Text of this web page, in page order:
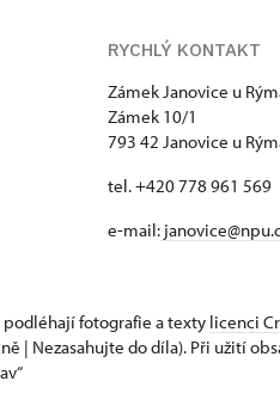
RYCHLÝ KONTAKT
Zámek Janovice u
Zámek 10/1
793 42 Janovice u
tel. +420 778 961 569
e-mail:
fotografie a texty licenci
| Nezasahujte do díla). Při užití